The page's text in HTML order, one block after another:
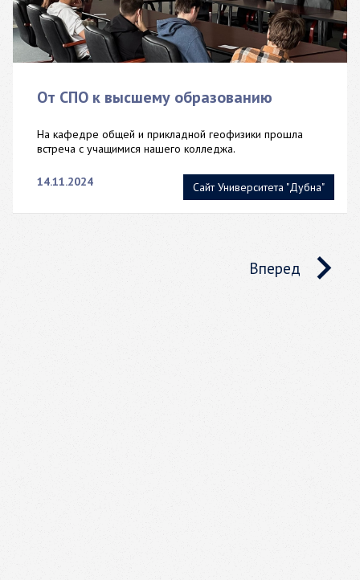
Сайт Университета "Дубна"
От СПО к высшему образованию
На кафедре общей и прикладной геофизики прошла
встреча с учащимися нашего колледжа.
14.11.2024
Вперед